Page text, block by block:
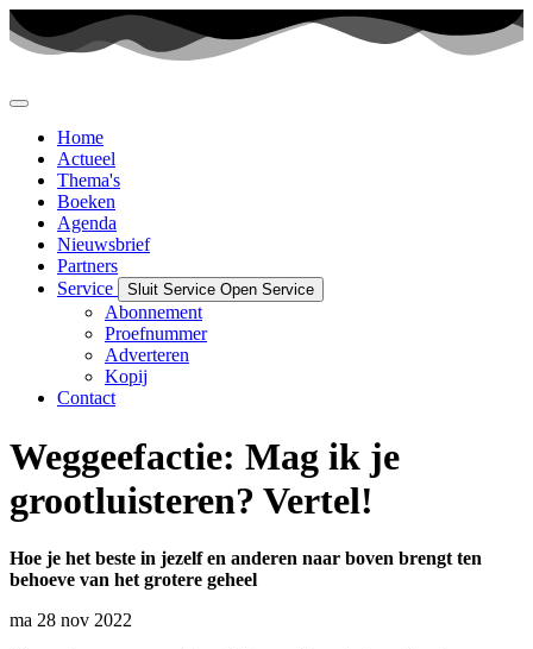
Ga
naar
Home
Actueel
Thema's
Boeken
Agenda
Nieuwsbrief
Partners
Service
Sluit Service Open Service
Abonnement
Proefnummer
Adverteren
Kopij
Contact
Weggeefactie: Mag ik je
grootluisteren? Vertel!
Hoe je het beste in jezelf en anderen naar boven brengt ten
behoeve van het grotere geheel
ma 28 nov 2022